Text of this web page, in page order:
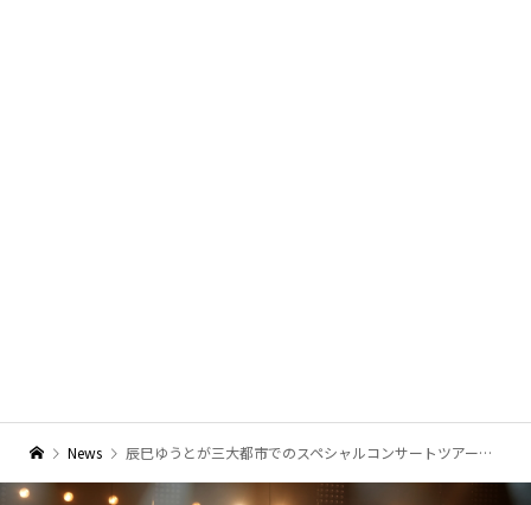
News 辰巳ゆうとが三大都市でのスペシャルコンサートツアーの東京公演を開催！ミュージカルナンバーも披露